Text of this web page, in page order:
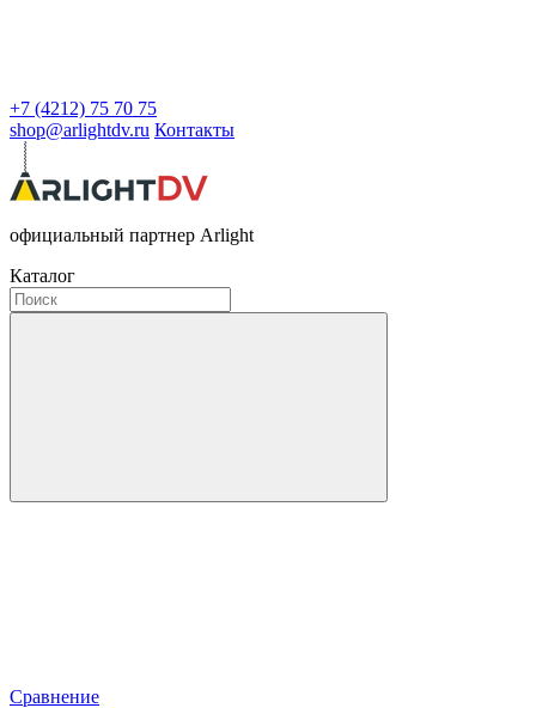
+7 (4212) 75 70 75
shop@arlightdv.ru Контакты
официальный партнер Arlight
Каталог
Сравнение